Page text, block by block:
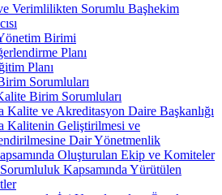
Verimlilikten Sorumlu Başhekim
Birimi
Planı
Planı
Sorumluları
Birim Sorumluları
Kalite ve Akreditasyon Daire Başkanlığı
Kalitenin Geliştirilmesi ve
Dair Yönetmenlik
Oluşturulan Ekip ve Komiteler
Kapsamında Yürütülen